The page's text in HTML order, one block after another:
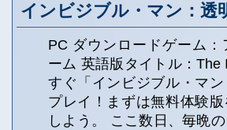
インビジブル・マン：透
PC ダウンロードゲーム
ーム 英語版タイトル：The
すぐ「インビジブル・マ
プレイ！まずは無料体験
しよう。 ここ数日、毎晩